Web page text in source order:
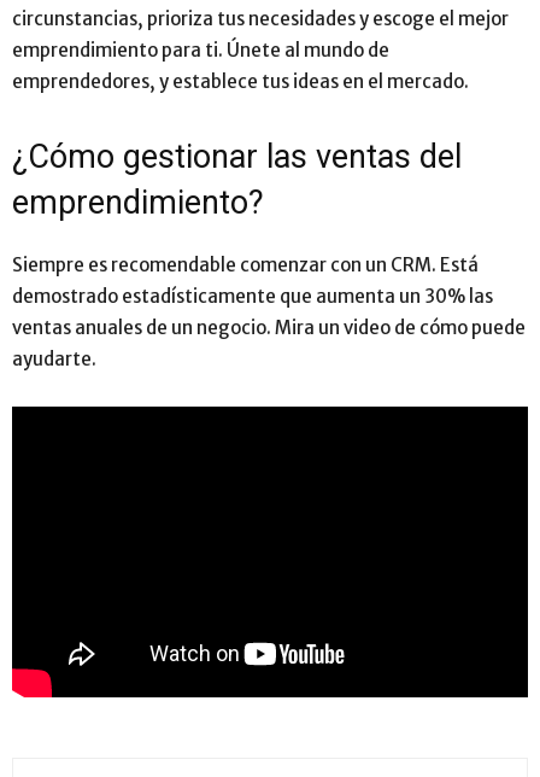
circunstancias, prioriza tus necesidades y escoge el mejor
emprendimiento para ti. Únete al mundo de
emprendedores, y establece tus ideas en el mercado.
¿Cómo gestionar las ventas del
emprendimiento?
Siempre es recomendable comenzar con un CRM. Está
demostrado estadísticamente que aumenta un 30% las
ventas anuales de un negocio. Mira un video de cómo puede
ayudarte.